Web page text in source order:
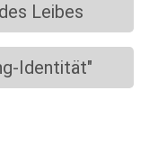
Leibes
Identität"